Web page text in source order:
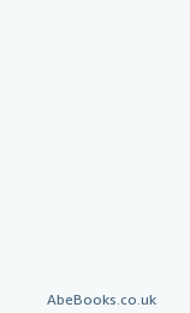
AbeBooks.co.uk